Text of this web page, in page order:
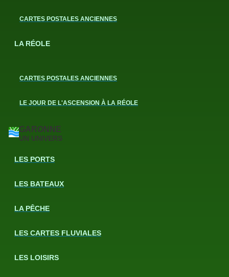
CARTES POSTALES ANCIENNES
LA RÉOLE
CARTES POSTALES ANCIENNES
LE JOUR DE L'ASCENSION À LA RÉOLE
GARONNE
UN UNIVERS
LES PORTS
LES BATEAUX
LA PÊCHE
LES CARTES FLUVIALES
LES LOISIRS